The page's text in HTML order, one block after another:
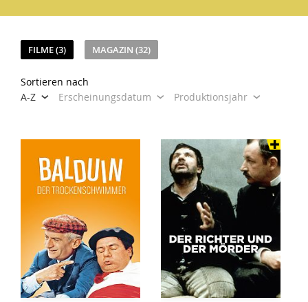
FILME (3) MAGAZIN (32)
Sortieren nach
A-Z
Erscheinungsdatum Produktionsjahr